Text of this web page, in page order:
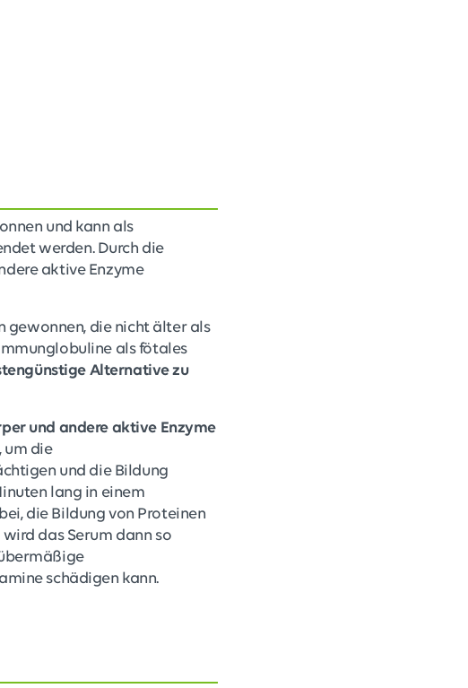
und kann als
werden. Durch die
aktive Enzyme
gewonnen, die nicht älter als
als fötales
Alternative zu
und andere aktive Enzyme
um die
und die Bildung
lang in einem
die Bildung von Proteinen
das Serum dann so
schädigen kann.